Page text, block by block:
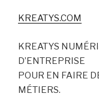
KREATYS.COM
KREATYS
D’ENTREPRISE
POUR EN FAIRE
MÉTIERS.